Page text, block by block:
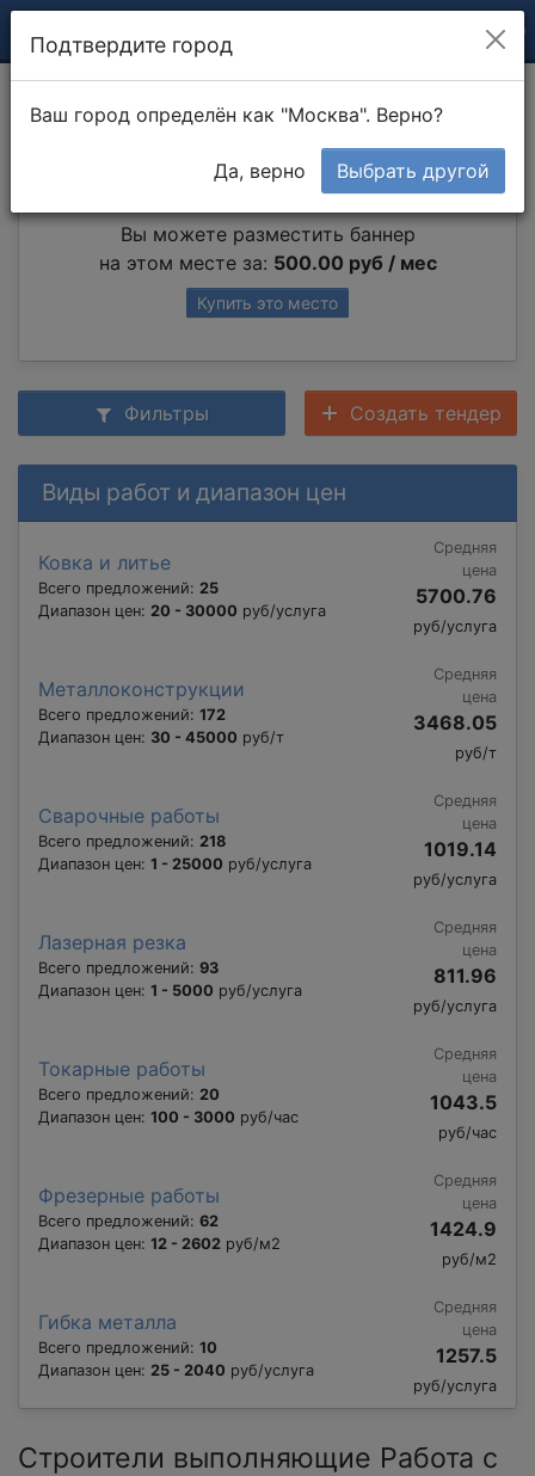
Работа с металлом
Вы можете разместить баннер
на этом месте за: 500.00 руб / мес
Купить это место
Фильтры Создать тендер
Виды работ и диапазон цен
Ковка и литье
Всего предложений: 25
Диапазон цен: 20 - 30000 руб/услуга
Средняя
цена
5700.76
руб/услуга
Металлоконструкции
Всего предложений: 172
Диапазон цен: 30 - 45000 руб/т
Средняя
цена
3468.05
руб/т
Сварочные работы
Всего предложений: 218
Диапазон цен: 1 - 25000 руб/услуга
Средняя
цена
1019.14
руб/услуга
Лазерная резка
Всего предложений: 93
Диапазон цен: 1 - 5000 руб/услуга
Средняя
цена
811.96
руб/услуга
Токарные работы
Всего предложений: 20
Диапазон цен: 100 - 3000 руб/час
Средняя
цена
1043.5
руб/час
Фрезерные работы
Всего предложений: 62
Диапазон цен: 12 - 2602 руб/м2
Средняя
цена
1424.9
руб/м2
Гибка металла
Всего предложений: 10
Диапазон цен: 25 - 2040 руб/услуга
Средняя
цена
1257.5
руб/услуга
Строители выполняющие Работа с
Подтвердите город
Ваш город определён как "Москва". Верно?
Да, верно Выбрать другой